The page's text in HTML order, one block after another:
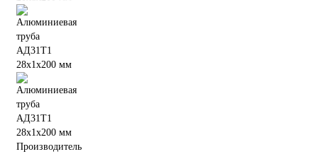
Производитель